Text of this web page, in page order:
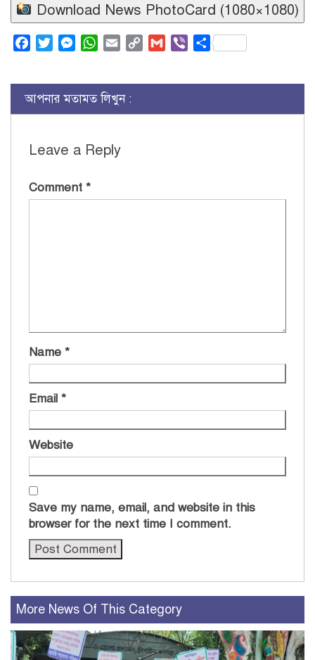
Download News PhotoCard (1080×1080)
FacebookTwitterMessenger
WhatsApp
Email
Copy
Gmail ViberShare
আপনার মতামত লিখুন :
Leave a Reply
Comment *
Name *
Email *
Website
Save my name, email, and website in this
browser for the next time I comment.
More News Of This Category